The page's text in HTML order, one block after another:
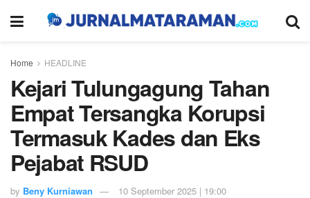
Home HEADLINE
Kejari Tulungagung Tahan
Empat Tersangka Korupsi
Termasuk Kades dan Eks
Pejabat RSUD
by Beny Kurniawan
10 September 2025 | 19:00